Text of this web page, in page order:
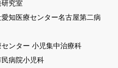
究室
知医療センター名古屋第二病
ンター 小児集中治療科
病院小児科